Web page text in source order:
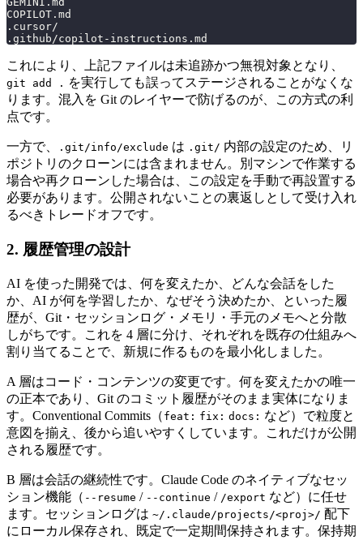
COPILOT.md
.cursor/
.github/copilot-instructions.md
これにより、上記ファイルは未追跡かつ無視対象となり、
git add . を実行しても誤ってステージされることがなくな
ります。混入を Git のレイヤーで防げるのが、この方式の利
点です。
一方で、 .git/info/exclude は .git/ 内部の設定のため、リ
ポジトリのクローンには含まれません。別マシンで作業する
場合や再クローンした場合は、この設定を手動で再設置する
必要があります。公開されないことの裏返しとして受け入れ
るべきトレードオフです。
2. 履歴管理の設計
AI を使った開発では、何を変えたか、どんな会話をした
か、AI が何を学習したか、なぜそう決めたか、といった履
歴が、Git・セッションログ・メモリ・手元のメモへと分散
しがちです。これを 4 層に分け、それぞれを既存の仕組みへ
割り当てることで、新規に作るものを最小化しました。
A 層はコード・コンテンツの変更です。何を変えたかの唯一
の正本であり、Git のコミット履歴がそのまま実体になりま
す。Conventional Commits（ feat: fix: docs: など）で粒度と
意図を揃え、後から追いやすくしています。これだけが公開
される履歴です。
B 層は会話の継続性です。Claude Code のネイティブなセッ
ション機能（ --resume / --continue / /export など）に任せ
ます。セッションログは ~/.claude/projects/<proj>/ 配下
にローカル保存され、既定で一定期間保持されます。保持期